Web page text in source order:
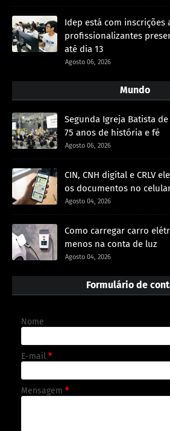
Idep está com inscrições
profissionalizantes
até dia 13
Agosto 06, 2026
Mundo
Segunda Igreja Batista
75 anos de história e fé
Agosto 06, 2026
CIN, CNH digital e CRLV
os documentos no
Agosto 04, 2026
Como carregar carro
menos na conta de luz
Agosto 04, 2026
Formulário de
Nome
E-mail *
Mensagem *